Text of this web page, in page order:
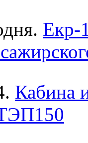
Екр-
Кабина